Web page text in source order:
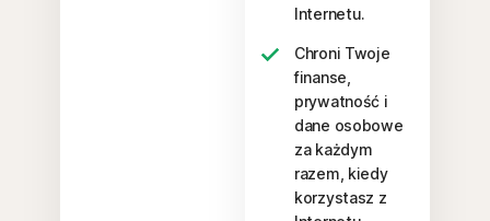
Internetu.
Chroni Twoje
finanse,
prywatność i
dane osobowe
za każdym
razem, kiedy
korzystasz z